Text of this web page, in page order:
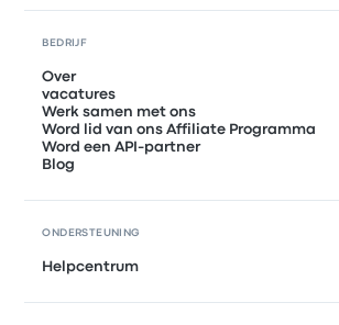
BEDRIJF
Over
vacatures
Werk samen met ons
Word lid van ons Affiliate Programma
Word een API-partner
Blog
ONDERSTEUNING
Helpcentrum